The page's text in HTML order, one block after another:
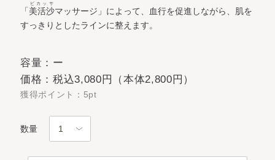
「美活沙
ビカッサ
マッサージ」によって、血行を促進しながら、肌を
すっきりとしたラインに整えます。
容量：ー
価格：税込3,080円（本体2,800円）
獲得ポイント：5pt
数量